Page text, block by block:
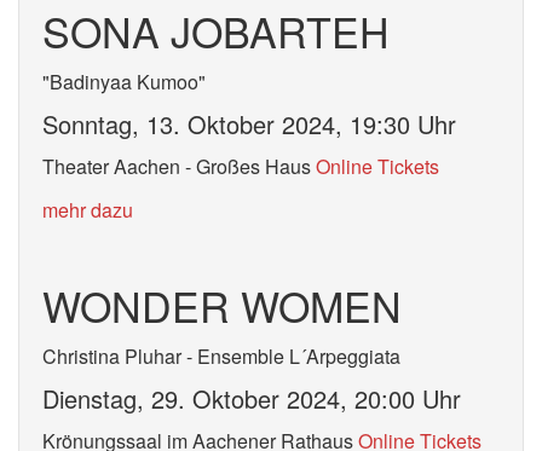
SONA JOBARTEH
"Badinyaa Kumoo"
Sonntag, 13. Oktober 2024, 19:30 Uhr
Theater Aachen - Großes HausOnline Tickets
mehr dazu
WONDER WOMEN
Christina Pluhar - Ensemble L´Arpeggiata
Dienstag, 29. Oktober 2024, 20:00 Uhr
Krönungssaal im Aachener RathausOnline Tickets